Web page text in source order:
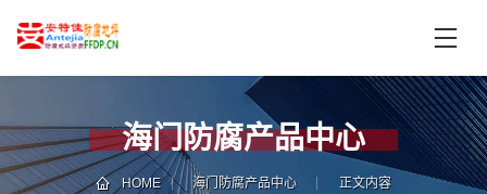
页
中
心
技
术
海门防腐产品中心
HOME 海门防腐产品中心 正文内容